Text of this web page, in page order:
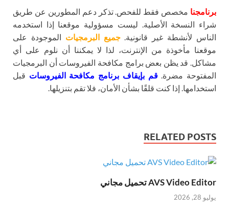
برنامجنا مخصص فقط للفحص. تذكر دعم المطورين عن طريق
شراء النسخة الأصلية. ليست مسؤولية موقعنا إذا استخدمه
الناس لأنشطة غير قانونية.جميع البرمجيات الموجودة على
موقعنا مأخوذة من الإنترنت، لذا لا يمكننا أن نلوم على أي
مشاكل. قد يظن بعض برامج مكافحة الفيروسات أن البرمجيات
المفتوحة مضرة.قم بإيقاف برنامج مكافحة الفيروسات قبل
استخدامها. إذا كنت قلقًا بشأن الأمان، فلا تقم بتنزيلها.
RELATED POSTS
AVS Video Editor تحميل مجاني
يوليو 28, 2026